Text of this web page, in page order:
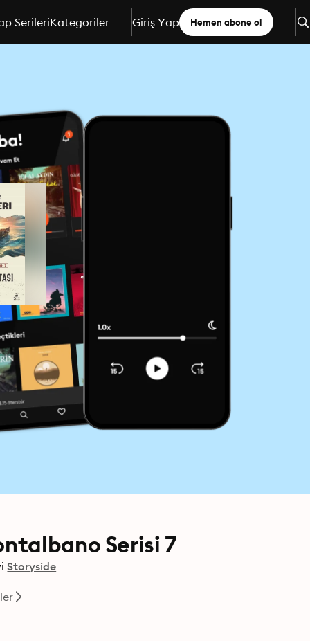
SerileriKategoriler Giriş Yap Hemen abone ol
Serisi 7
Storyside